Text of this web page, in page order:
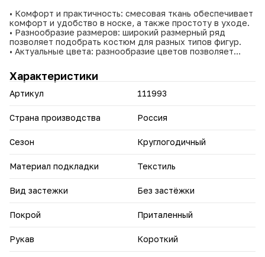
• Комфорт и практичность: смесовая ткань обеспечивает
комфорт и удобство в носке, а также простоту в уходе.
• Разнообразие размеров: широкий размерный ряд
позволяет подобрать костюм для разных типов фигур.
• Актуальные цвета: разнообразие цветов позволяет
предпочтений.
Костюм станет идеальным спутником для любых ваших
летних планов.
Характеристики
Артикул 111993
Страна производства Россия
Сезон Круглогодичный
Материал подкладки Текстиль
Вид застежки Без застёжки
Покрой Приталенный
Рукав Короткий